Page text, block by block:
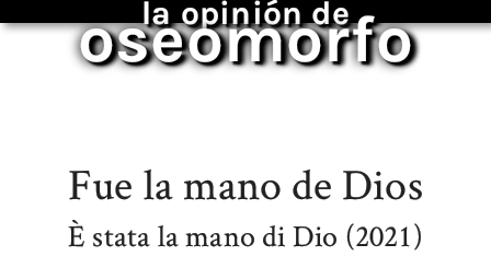
la opinión de
oseomorfo
Fue la mano de Dios
È stata la mano di Dio (2021)